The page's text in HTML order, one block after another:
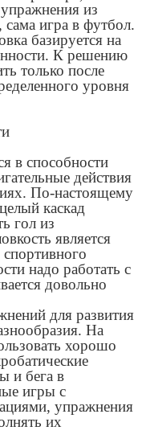
из
игра в футбол.
базируется на
К решению
только после
уровня
в способности
действия
По-настоящему
каскад
гол из
является
надо работать с
довольно
для развития
На
хорошо
и бега в
игры с
упражнения
их